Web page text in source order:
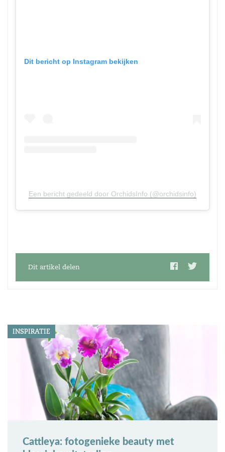
Dit bericht op Instagram bekijken
Een bericht gedeeld door OrchidsInfo (@orchidsinfo)
Dit artikel delen
INSPIRATIE
Cattleya: fotogenieke beauty met